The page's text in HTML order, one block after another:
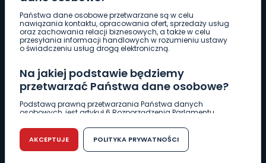
Państwa dane osobowe przetwarzane są w celu
nawiązania kontaktu, opracowania ofert, sprzedaży usług
oraz zachowania relacji biznesowych, a także w celu
przesyłania informacji handlowych w rozumieniu ustawy
o świadczeniu usług drogą elektroniczną.
Na jakiej podstawie będziemy
przetwarzać Państwa dane osobowe?
Podstawą prawną przetwarzania Państwa danych
osobowych, jest artykuł 6 Rozporządzenia Parlamentu
r. w sprawie ochrony osób fizycznych w związku z
przetwarzaniem danych osobowych w sprawie
swobodnego przepływu takich danych oraz uchylenia
dyrektywy 95/46/WE (RODO).
AKCEPTUJE POLITYKA PRYWATNOŚCI
REDAKCJA
62 735 22 22redakcja@wlkp24.info
DZIAŁ REKLAMY
62 735 01 85 reklama@wlkp24.info
WIADOMOŚCI
CIEKAWOSTKI